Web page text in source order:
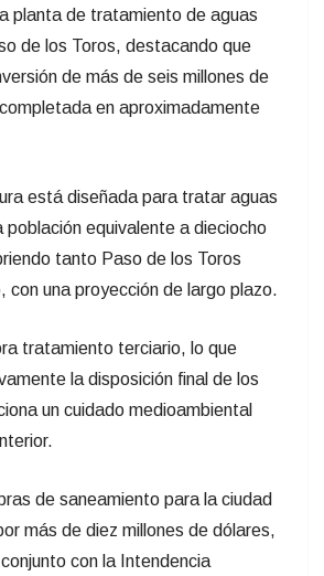
planta de tratamiento de aguas
de los Toros, destacando que
de más de seis millones de
en aproximadamente
está diseñada para tratar aguas
población equivalente a dieciocho
tanto Paso de los Toros
con una proyección de largo plazo.
tratamiento terciario, lo que
la disposición final de los
un cuidado medioambiental
de saneamiento para la ciudad
más de diez millones de dólares,
con la Intendencia